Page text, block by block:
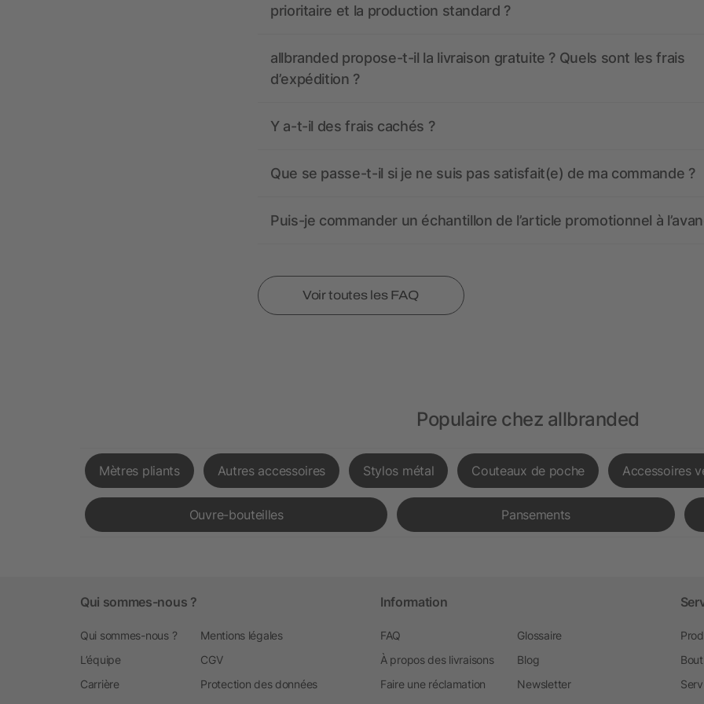
prioritaire et la production standard ?
allbranded propose-t-il la livraison gratuite ? Quels sont les frais
d’expédition ?
Y a-t-il des frais cachés ?
Que se passe-t-il si je ne suis pas satisfait(e) de ma commande ?
Puis-je commander un échantillon de l’article promotionnel à
Voir toutes les FAQ
Populaire chez allbranded
Mètres pliants Autres accessoires Stylos métal Couteaux de poche Accessoires
Ouvre-bouteilles Pansements
Qui sommes-nous ?
Qui sommes-nous ?
L’équipe
Carrière
Mentions légales
CGV
Protection des données
Information
FAQ
À propos des livraisons
Faire une réclamation
Glossaire
Blog
Newsletter